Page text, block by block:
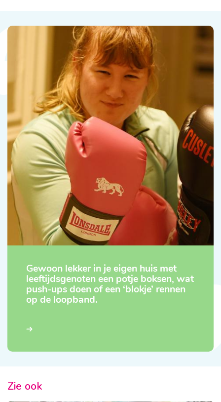
Gewoon lekker in je eigen huis met
leeftijdsgenoten een potje boksen, wat
push-ups doen of een ‘blokje’ rennen
op de loopband.
Zie ook